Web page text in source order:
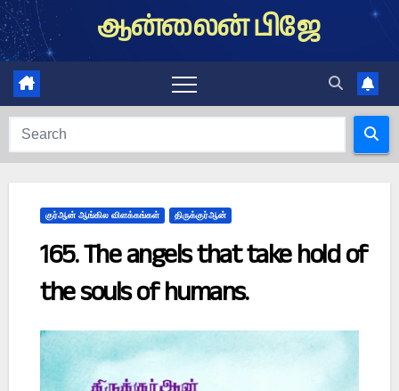
Skip
to
content
ஆன்லைன் பிஜே
குர்ஆன் ஆங்கில விளக்கங்கள் திருக்குர்ஆன்
165. The angels that take hold of
the souls of humans.